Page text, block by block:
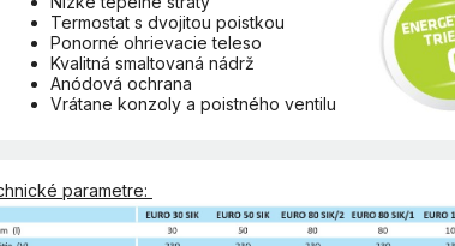
Termostat s dvojitou poistkou
Ponorné ohrievacie teleso
Kvalitná smaltovaná nádrž
Anódová ochrana
Vrátane konzoly a poistného ventilu
parametre: